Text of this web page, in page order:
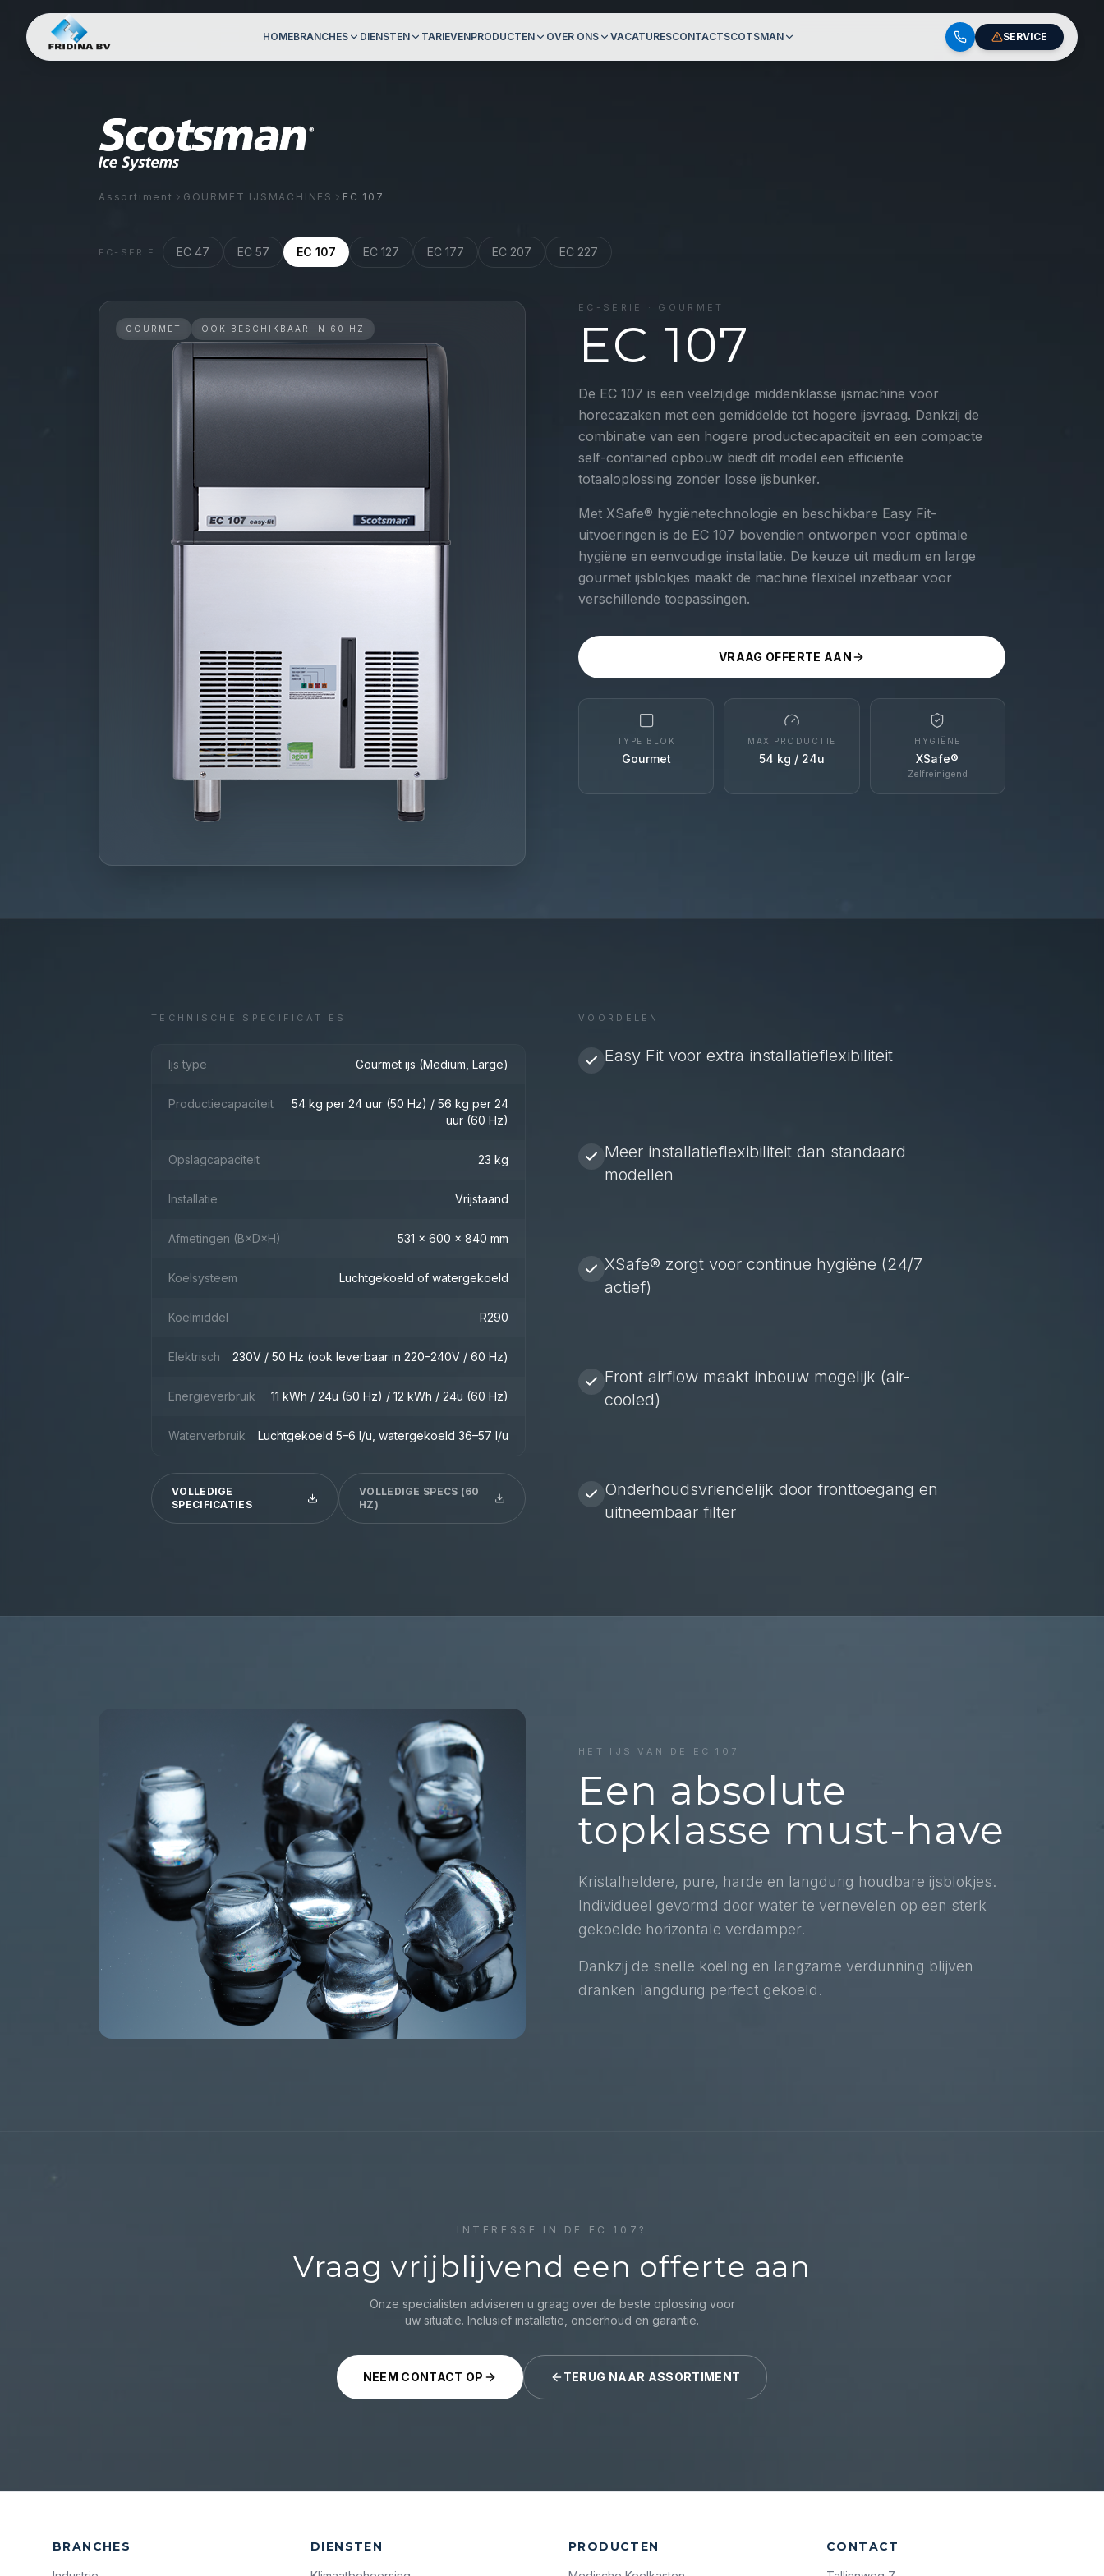
HOMEBRANCHES DIENSTEN TARIEVENPRODUCTEN OVER ONS VACATURESCONTACTSCOTSMAN SERVICE
Assortiment GOURMET IJSMACHINES EC 107
EC -SERIE EC 47 EC 57 EC 107 EC 127 EC 177 EC 207 EC 227
GOURMET OOK BESCHIKBAAR IN 60 HZ
EC -SERIE · GOURMET
EC 107
De EC 107 is een veelzijdige middenklasse ijsmachine voor
horecazaken met een gemiddelde tot hogere ijsvraag. Dankzij de
combinatie van een hogere productiecapaciteit en een compacte
self-contained opbouw biedt dit model een efficiënte
totaaloplossing zonder losse ijsbunker.
Met XSafe® hygiënetechnologie en beschikbare Easy Fit-
uitvoeringen is de EC 107 bovendien ontworpen voor optimale
hygiëne en eenvoudige installatie. De keuze uit medium en large
gourmet ijsblokjes maakt de machine flexibel inzetbaar voor
verschillende toepassingen.
VRAAG OFFERTE AAN
TYPE BLOK
Gourmet
MAX PRODUCTIE
54 kg / 24u
HYGIËNE
XSafe®
Zelfreinigend
TECHNISCHE SPECIFICATIES
Ijs type Gourmet ijs (Medium, Large)
Productiecapaciteit
54 kg per 24 uur (50 Hz) / 56 kg per 24
uur (60 Hz)
Opslagcapaciteit 23 kg
Installatie Vrijstaand
Afmetingen (B×D×H) 531 x 600 x 840 mm
Koelsysteem Luchtgekoeld of watergekoeld
Koelmiddel R290
Elektrisch 230V / 50 Hz (ook leverbaar in 220–240V / 60 Hz)
Energieverbruik 11 kWh / 24u (50 Hz) / 12 kWh / 24u (60 Hz)
Waterverbruik Luchtgekoeld 5–6 l/u, watergekoeld 36–57 l/u
VOLLEDIGE
SPECIFICATIES
VOLLEDIGE SPECS (60
HZ)
VOORDELEN
Easy Fit voor extra installatieflexibiliteit
Meer installatieflexibiliteit dan standaard
modellen
XSafe® zorgt voor continue hygiëne (24/7
actief)
Front airflow maakt inbouw mogelijk (air-
cooled)
Onderhoudsvriendelijk door fronttoegang en
uitneembaar filter
HET IJS VAN DE EC 107
Een absolute
topklasse must-have
Kristalheldere, pure, harde en langdurig houdbare ijsblokjes.
Individueel gevormd door water te vernevelen op een sterk
gekoelde horizontale verdamper.
Dankzij de snelle koeling en langzame verdunning blijven
dranken langdurig perfect gekoeld.
INTERESSE IN DE EC 107?
Vraag vrijblijvend een offerte aan
Onze specialisten adviseren u graag over de beste oplossing voor
uw situatie. Inclusief installatie, onderhoud en garantie.
NEEM CONTACT OP TERUG NAAR ASSORTIMENT
BRANCHES DIENSTEN PRODUCTEN CONTACT